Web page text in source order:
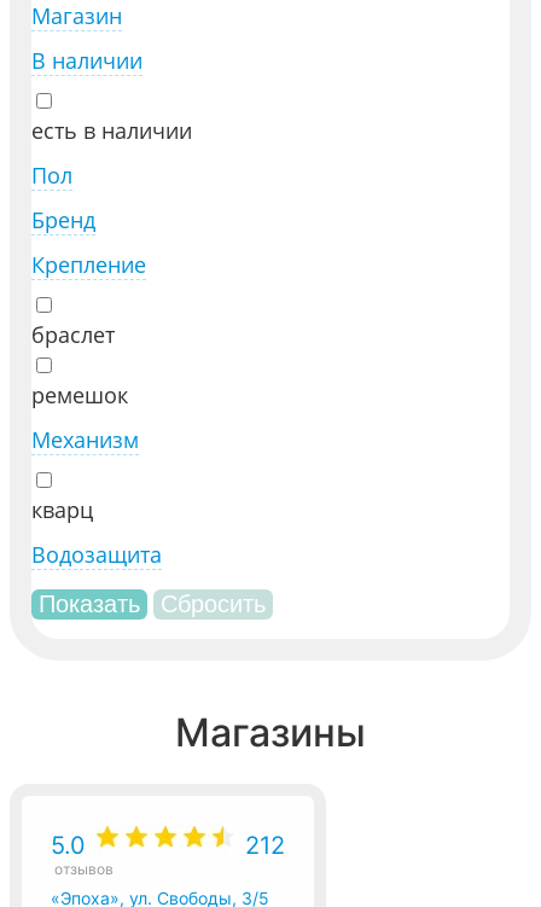
Магазин
В наличии
есть в наличии
Пол
Бренд
Крепление
браслет
ремешок
Механизм
кварц
Водозащита
Магазины
5.0 212
отзывов
«Эпоха», ул. Свободы, 3/5